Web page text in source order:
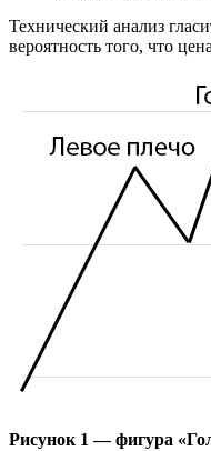
Технический анализ
вероятность того, что
Рисунок 1 — фигура